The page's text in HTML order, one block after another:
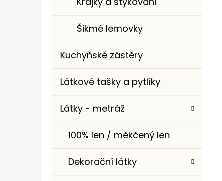
Šikmé lemovky
Kuchyňské zástěry
Látkové tašky a pytlíky
Látky - metráž
100% len / měkčený len
Dekorační látky